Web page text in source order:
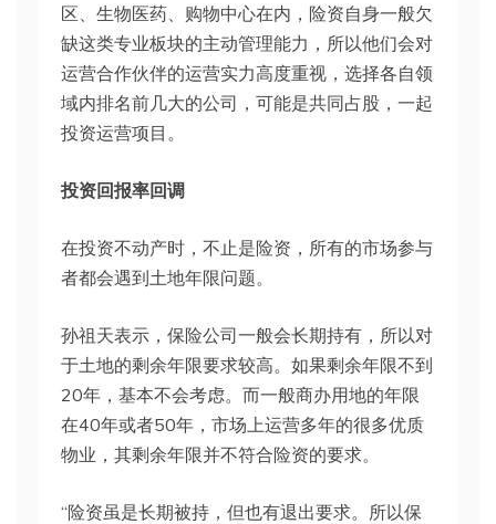
区、生物医药、购物中心在内，险资自身一般欠
缺这类专业板块的主动管理能力，所以他们会对
运营合作伙伴的运营实力高度重视，选择各自领
域内排名前几大的公司，可能是共同占股，一起
投资运营项目。
投资回报率回调
在投资不动产时，不止是险资，所有的市场参与
者都会遇到土地年限问题。
孙祖天表示，保险公司一般会长期持有，所以对
于土地的剩余年限要求较高。如果剩余年限不到
20年，基本不会考虑。而一般商办用地的年限
在40年或者50年，市场上运营多年的很多优质
物业，其剩余年限并不符合险资的要求。
“险资虽是长期被持，但也有退出要求。所以保